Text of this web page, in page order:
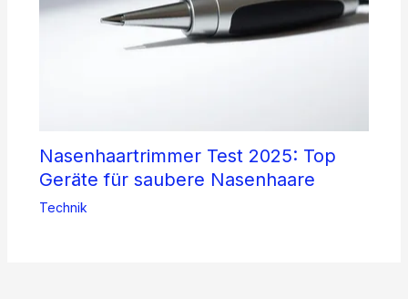
Nasenhaartrimmer Test 2025: Top
Geräte für saubere Nasenhaare
Technik